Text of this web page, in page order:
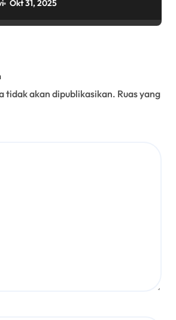
Okt 31, 2025
tidak akan dipublikasikan. Ruas yang